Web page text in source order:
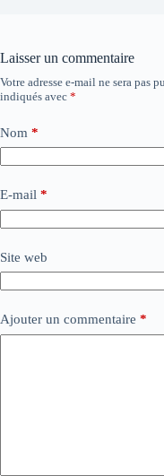
Laisser un commentaire
Votre adresse e-mail ne sera pas
indiqués avec *
Nom *
E-mail *
Site web
Ajouter un commentaire *